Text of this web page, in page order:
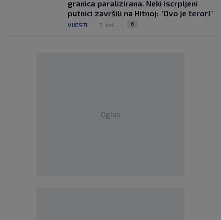
granica paralizirana. Neki iscrpljeni
putnici završili na Hitnoj: "Ovo je teror!"
VIJESTI 2. kol. 6
Oglas